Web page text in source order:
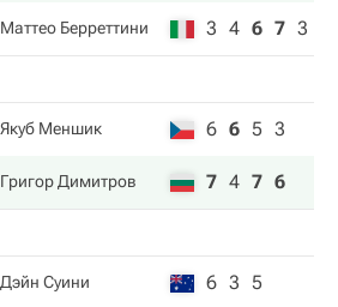
Маттео Берреттини 3 4 6 7 3
Якуб Меншик 6 6 5 3
Григор Димитров 7 4 7 6
Дэйн Суини 6 3 5